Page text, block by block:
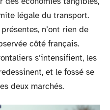
légale du transport.
n’ont rien de
côté français.
s’intensifient, les
et le fossé se
deux marchés.